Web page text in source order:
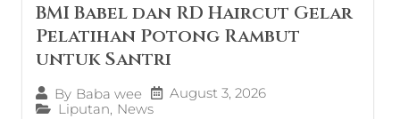
BMI Babel dan RD Haircut Gelar
Pelatihan Potong Rambut
untuk Santri
By Baba wee
August 3, 2026
Liputan, News